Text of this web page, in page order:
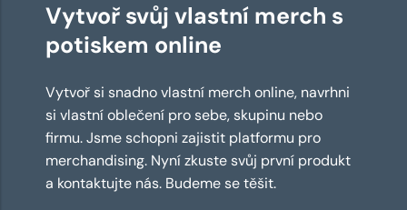
Vytvoř svůj vlastní merch s
potiskem online
Vytvoř si snadno vlastní merch online, navrhni
si vlastní oblečení pro sebe, skupinu nebo
firmu. Jsme schopni zajistit platformu pro
merchandising. Nyní zkuste svůj první produkt
a kontaktujte nás. Budeme se těšit.